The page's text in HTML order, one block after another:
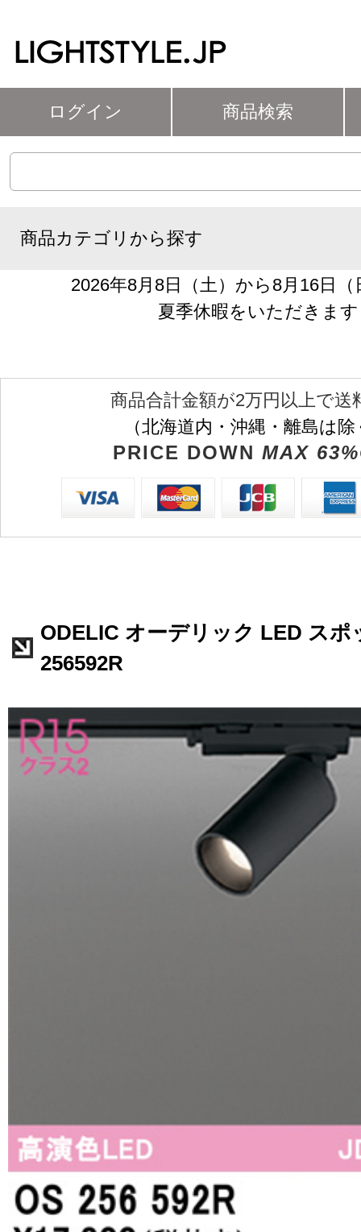
ログイン 商品検索
商品カテゴリから探す
2026年8月8日（土）から8月16日
夏季休暇をいただきます
商品合計金額が2万円以上で送
（北海道内・沖縄・離島は
PRICE DOWN MAX
ODELIC オーデリック LED スポ
256592R